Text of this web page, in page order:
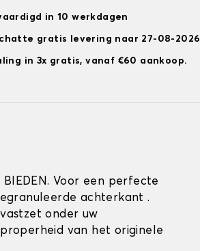
in 10 werkdagen
gratis levering naar 27-08-2026
in 3x gratis, vanaf €60 aankoop.
BIEDEN. Voor een perfecte
achterkant .
onder uw
van het originele